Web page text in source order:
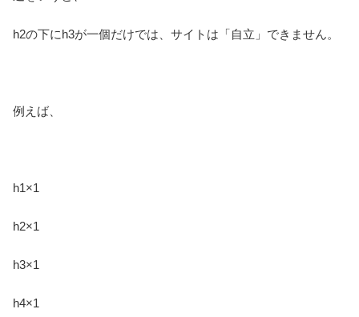
h2の下にh3が一個だけでは、サイトは「自立」できません。
例えば、
h1×1
h2×1
h3×1
h4×1